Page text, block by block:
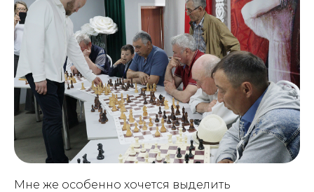
Мне же особенно хочется выделить